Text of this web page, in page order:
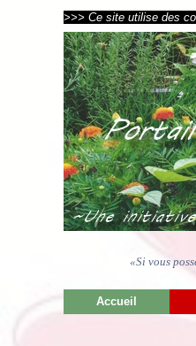
>>> Ce site utilise des
«Si vous
Accueil